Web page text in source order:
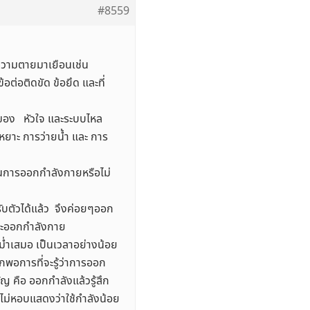
#8559
มตายมาเยือนเช่น
อต่อติดขัด ข้อยึด และที่
หัวใจ และระบบไหล
าะ การว่ายน้ำ และ การ
ารออกกำลังกายหรือไม่
บตัวได้แล้ว จึงค่อยๆออก
ออกกำลังกาย
สมอ เป็นเวลาอย่างน้อย
อการที่จะรู้ว่าการออก
คือ ออกกำลังแล้วรู้สึก
หอบแสดงว่าใช้กำลังน้อย